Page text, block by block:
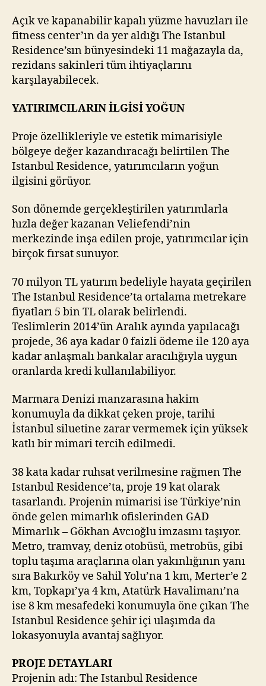
Açık ve kapanabilir kapalı yüzme havuzları ile
fitness center’ın da yer aldığı The Istanbul
Residence’sın bünyesindeki 11 mağazayla da,
rezidans sakinleri tüm ihtiyaçlarını
karşılayabilecek.
YATIRIMCILARIN İLGİSİ YOĞUN
Proje özellikleriyle ve estetik mimarisiyle
bölgeye değer kazandıracağı belirtilen The
Istanbul Residence, yatırımcıların yoğun
ilgisini görüyor.
Son dönemde gerçekleştirilen yatırımlarla
hızla değer kazanan Veliefendi’nin
merkezinde inşa edilen proje, yatırımcılar için
birçok fırsat sunuyor.
70 milyon TL yatırım bedeliyle hayata geçirilen
The Istanbul Residence’ta ortalama metrekare
fiyatları 5 bin TL olarak belirlendi.
Teslimlerin 2014’ün Aralık ayında yapılacağı
projede, 36 aya kadar 0 faizli ödeme ile 120 aya
kadar anlaşmalı bankalar aracılığıyla uygun
oranlarda kredi kullanılabiliyor.
Marmara Denizi manzarasına hakim
konumuyla da dikkat çeken proje, tarihi
İstanbul siluetine zarar vermemek için yüksek
katlı bir mimari tercih edilmedi.
38 kata kadar ruhsat verilmesine rağmen The
Istanbul Residence’ta, proje 19 kat olarak
tasarlandı. Projenin mimarisi ise Türkiye’nin
önde gelen mimarlık ofislerinden GAD
Mimarlık – Gökhan Avcıoğlu imzasını taşıyor.
Metro, tramvay, deniz otobüsü, metrobüs, gibi
toplu taşıma araçlarına olan yakınlığının yanı
sıra Bakırköy ve Sahil Yolu’na 1 km, Merter’e 2
km, Topkapı’ya 4 km, Atatürk Havalimanı’na
ise 8 km mesafedeki konumuyla öne çıkan The
Istanbul Residence şehir içi ulaşımda da
lokasyonuyla avantaj sağlıyor.
PROJE DETAYLARI
Projenin adı: The Istanbul Residence